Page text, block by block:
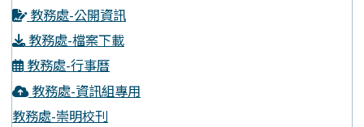
教務處-公開資訊
教務處-檔案下載
教務處-行事曆
教務處-資訊組專用
教務處-崇明校刊